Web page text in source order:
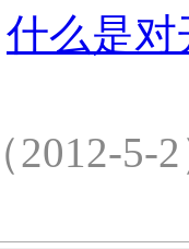
什么是
（2012-5-